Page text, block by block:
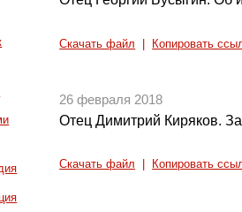
Скачать файл Копировать
26 февраля 2018
Отец Димитрий Киряков.
Скачать файл Копировать